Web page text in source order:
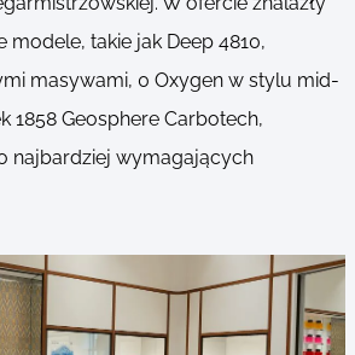
takie jak Deep 4810,
masywami, 0 Oxygen w stylu mid-
1858 Geosphere Carbotech,
najbardziej wymagających